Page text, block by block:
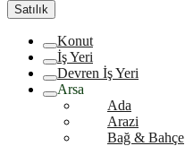
Satılık
Konut
İş Yeri
Devren İş Yeri
Arsa
Ada
Arazi
Bağ & Bahçe